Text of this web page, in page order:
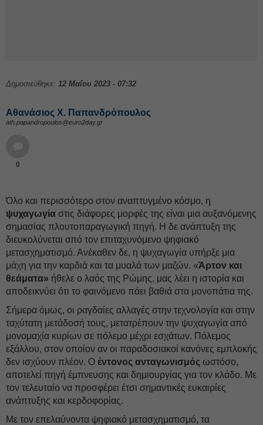
Δημοσιεύθηκε: 12 Μαΐου 2023 - 07:32
Αθανάσιος Χ. Παπανδρόπουλος
ath.papandropoulos@euro2day.gr
0
Όλο και περισσότερο στον αναπτυγμένο κόσμο, η
ψυχαγωγία στις διάφορες μορφές της είναι μια αυξανόμενης
σημασίας πλουτοπαραγωγική πηγή. Η δε ανάπτυξη της
διευκολύνεται από τον επιταχυνόμενο ψηφιακό
μετασχηματισμό. Ανέκαθεν δε, η ψυχαγωγία υπήρξε μια
μάχη για την καρδιά και τα μυαλά των μαζών. «Άρτον και
θεάματα» ήθελε ο λαός της Ρώμης, μας λέει η ιστορία και
αποδεικνύει ότι το φαινόμενο πάει βαθιά στα μονοπάτια της.
Σήμερα όμως, οι ραγδαίες αλλαγές στην τεχνολογία και στην
ταχύτατη μετάδοσή τους, μετατρέπουν την ψυχαγωγία από
μονομαχία κυρίων σε πόλεμο μέχρι εσχάτων. Πόλεμος
εξάλλου, στον οποίον αν οι παραδοσιακοί κανόνες εμπλοκής
δεν ισχύουν πλέον. Ο έντονος ανταγωνισμός ωστόσο,
αποτελεί πηγή έμπνευσης και δημιουργίας για τον κλάδο. Με
τον τελευταίο να προσφέρει έτσι σημαντικές ευκαιρίες
ανάπτυξης και κερδοφορίας.
Με τον επελαύνοντα ψηφιακό μετασχηματισμό, τα